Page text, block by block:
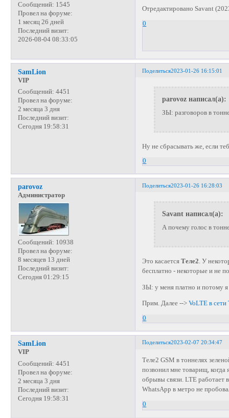
Сообщений: 1545
Провел на форуме:
1 месяц 26 дней
Последний визит:
2026-08-04 08:33:05
Отредактировано Savant
0
Поделиться2023-01-26 16:15:01
SamLion
VIP
Сообщений: 4451
Провел на форуме:
2 месяца 3 дня
Последний визит:
Сегодня 19:58:31
parovoz написал(а):
ЗЫ: разговоров в
Ну не сбрасывать же, если
0
Поделиться2023-01-26 16:28:03
parovoz
Администратор
Сообщений: 10938
Провел на форуме:
8 месяцев 13 дней
Последний визит:
Сегодня 01:29:15
Savant написал(а):
А почему голос в
Это касаетсяТеле2 . У
бесплатно - некоторые и не
ЗЫ: у меня платно и потому
Прим. Далее -->VoLTE в сети
0
Поделиться2023-02-07 20:34:47
SamLion
VIP
Сообщений: 4451
Провел на форуме:
2 месяца 3 дня
Последний визит:
Сегодня 19:58:31
Теле2 GSM в тоннелях
позвонил мне товарищ, когда
обрывы связи. LTE работает
WhatsApp в метро не
0